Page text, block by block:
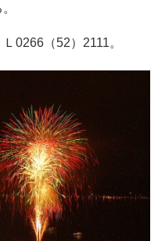
0266（52）2111。